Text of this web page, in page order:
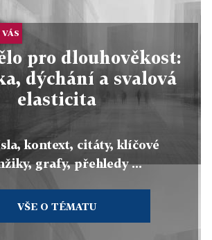
pro dlouhověkost:
dýchání a svalová
elasticita
kontext, citáty, klíčové
grafy, přehledy ...
VŠE O TÉMATU